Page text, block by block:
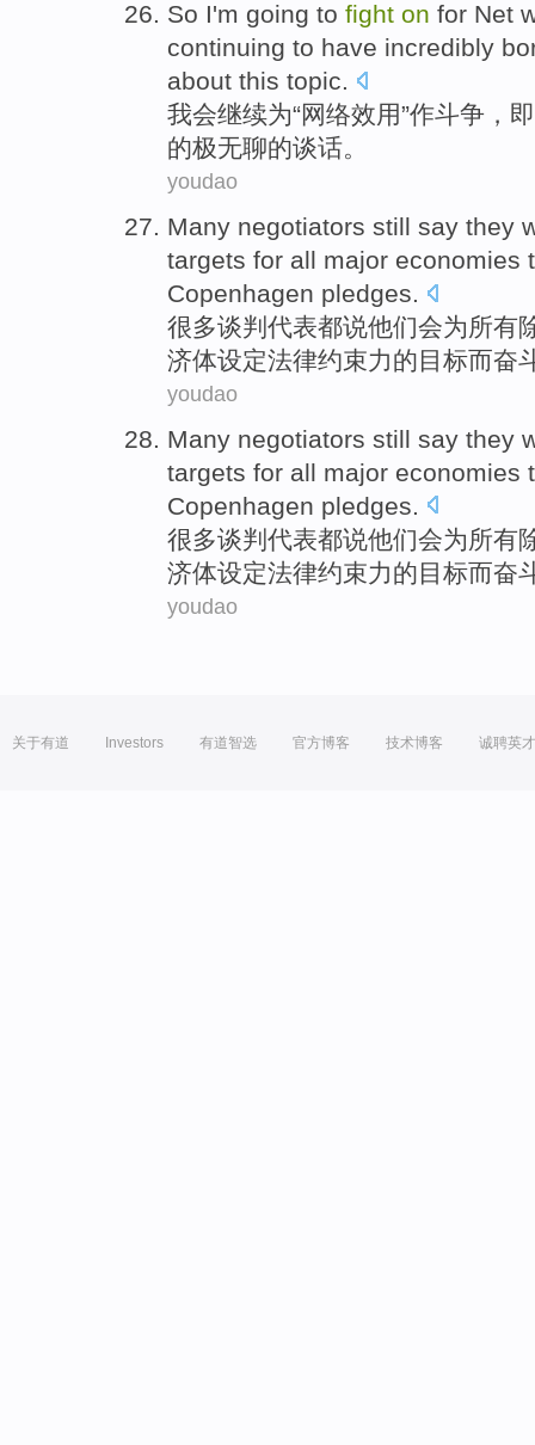
So I'm going to fight on for Net
continuing to have incredibly
about this topic.
我会继续为“网络效用”作斗争 ，
的极无聊的谈话。
youdao
Many negotiators still say they
targets for all major economies
Copenhagen pledges.
很多谈判 代表都说他们会为所有
济体设定法律约束力的目标而奋
youdao
Many negotiators still say they
targets for all major economies
Copenhagen pledges
很多谈判代表都说他们会为所有
济体设定法律约束力的目标而奋
youdao
关于有道 Investors 有道智选 官方博客 技术博客 诚聘英才